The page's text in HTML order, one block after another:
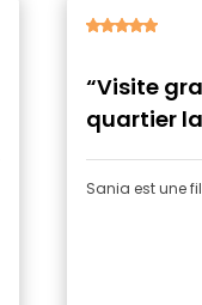
“Visite
quartier
Sania est une